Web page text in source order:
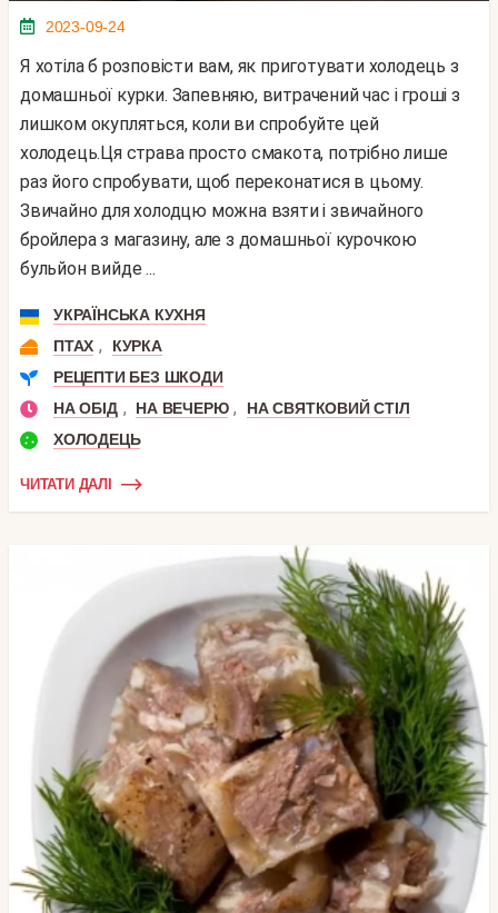
2023-09-24
Я хотіла б розповісти вам, як приготувати холодець з
домашньої курки. Запевняю, витрачений час і гроші з
лишком окупляться, коли ви спробуйте цей
холодець.Ця страва просто смакота, потрібно лише
раз його спробувати, щоб переконатися в цьому.
Звичайно для холодцю можна взяти і звичайного
бройлера з магазину, але з домашньої курочкою
бульйон вийде ...
УКРАЇНСЬКА КУХНЯ
ПТАХ ,
КУРКА
РЕЦЕПТИ БЕЗ ШКОДИ
НА ОБІД , НА ВЕЧЕРЮ ,
НА СВЯТКОВИЙ СТІЛ
ХОЛОДЕЦЬ
ЧИТАТИ ДАЛІ